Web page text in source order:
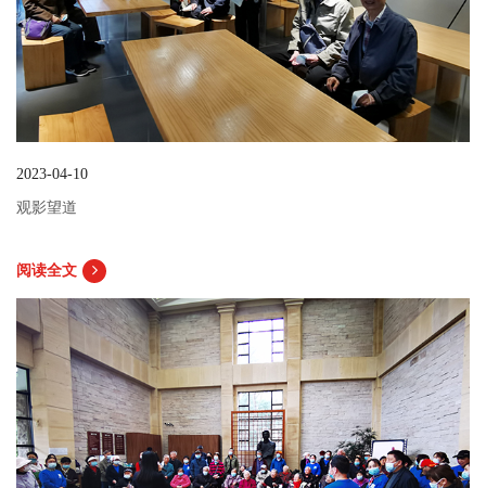
2023-04-10
观影望道
阅读全文